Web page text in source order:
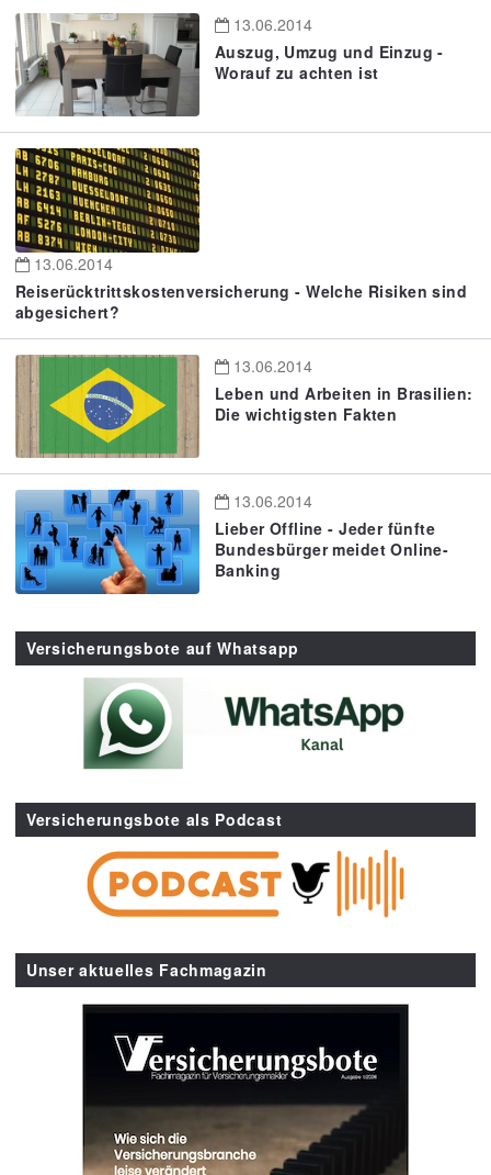
13.06.2014
Auszug, Umzug und Einzug -
Worauf zu achten ist
13.06.2014
Reiserücktrittskostenversicherung - Welche Risiken sind
abgesichert?
13.06.2014
Leben und Arbeiten in Brasilien:
Die wichtigsten Fakten
13.06.2014
Lieber Offline - Jeder fünfte
Bundesbürger meidet Online-
Banking
Versicherungsbote auf Whatsapp
Versicherungsbote als Podcast
Unser aktuelles Fachmagazin